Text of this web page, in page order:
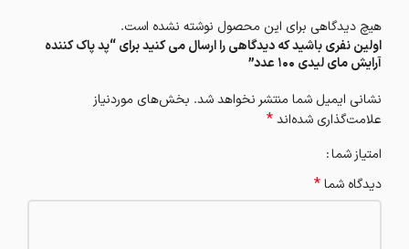
هیچ دیدگاهی برای این محصول نوشته نشده است.
اولین نفری باشید که دیدگاهی را ارسال می کنید برای “پد پاک کننده
آرایش مای لیدی 100 عدد”
نشانی ایمیل شما منتشر نخواهد شد. بخش‌های موردنیاز
علامت‌گذاری شده‌اند*
امتیاز شما
دیدگاه شما*